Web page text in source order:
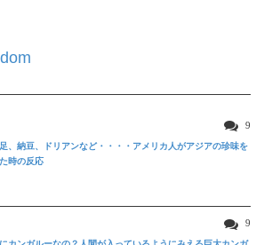
9
、納豆、ドリアンなど・・・・アメリカ人がアジアの珍味を
時の反応
9